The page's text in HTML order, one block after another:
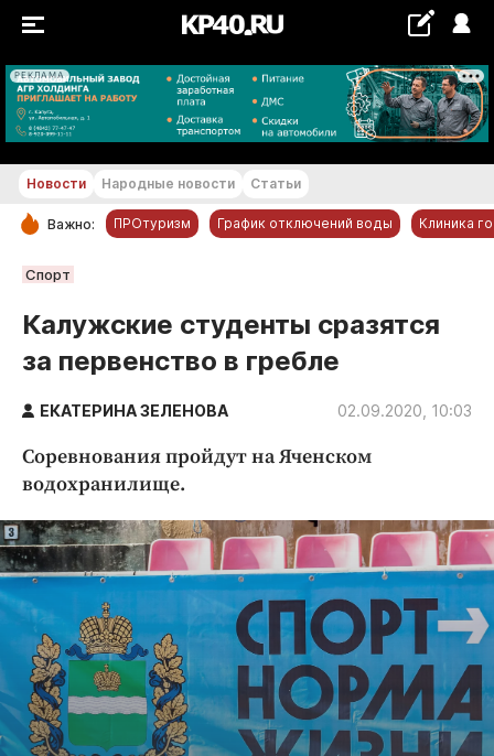
РЕКЛАМА
+18...+19 °С
РУБРИКИ
Новости компаний
Статьи
Народные новости
Авто и транспорт
Благоустройство
Культура
Недвижимость и ЖКХ
Образование
Общество
Погода
Праздники
Происшествия
Новости Народные новости Статьи
Важно: ПРОтуризм График отключений воды Клиника
Спорт
Калужские студенты сразятся
за первенство в гребле
ЕКАТЕРИНА ЗЕЛЕНОВА 02.09.2020, 10:03
Соревнования пройдут на Яченском
водохранилище.